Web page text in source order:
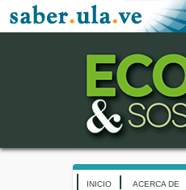
INICIO ACERCA DE